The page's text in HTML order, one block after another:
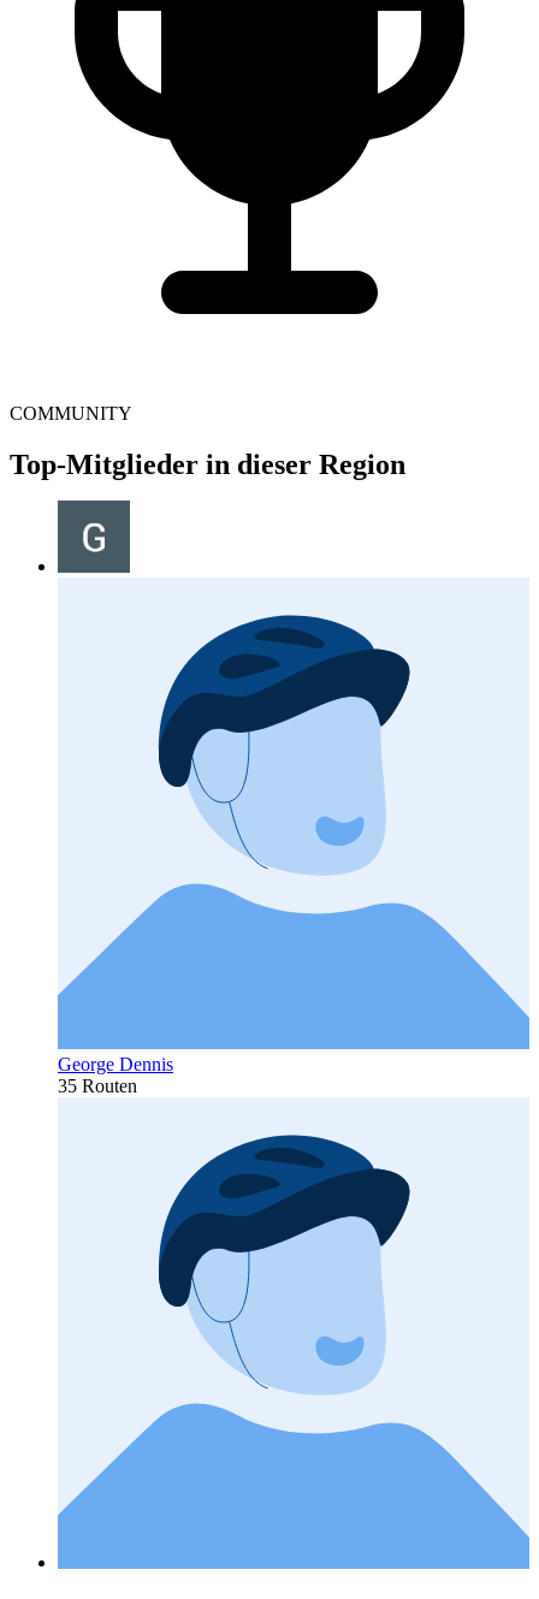
COMMUNITY
Top-Mitglieder in dieser Region
George Dennis
35 Routen